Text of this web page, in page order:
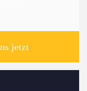
jetzt